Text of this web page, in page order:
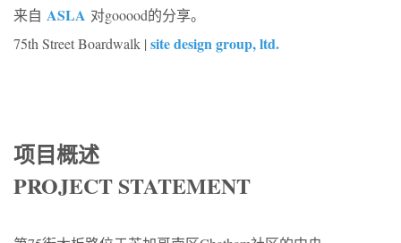
来自 ASLA 对gooood的分享。
75th Street Boardwalk | site design group, ltd.
项目概述
PROJECT STATEMENT